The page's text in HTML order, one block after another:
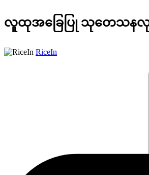
လူထုအခြေပြု သုတေသနလုပ်ငန်
Posted
RiceIn